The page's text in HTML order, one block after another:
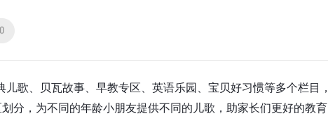
0
歌、贝瓦故事、早教专区、英语乐园、宝贝好习惯等多个栏目，
分，为不同的年龄小朋友提供不同的儿歌，助家长们更好的教育